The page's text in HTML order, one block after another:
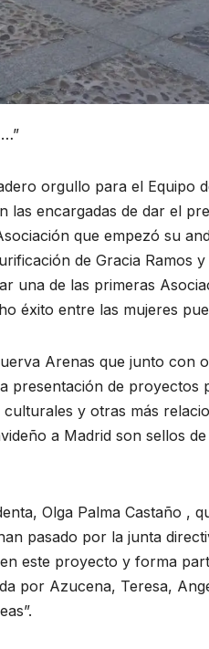
orgullo para el Equipo
las encargadas de dar el
que empezó su
de Gracia Ramos y
una de las primeras
éxito entre las mujeres
Arenas que junto con
presentación de proyectos
y otras más
a Madrid son sellos de
Olga Palma Castaño ,
pasado por la junta
este proyecto y forma
por Azucena, Teresa,